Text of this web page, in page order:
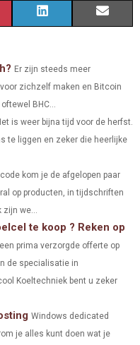
R
O
K
D
N
R
O
I
Er zijn steeds meer
zichzelf maken en Bitcoin
BHC...
is weer bijna tijd voor de herfst.
te liggen en zeker die heerlijke
code kom je de afgelopen paar
op producten, in tijdschriften
we...
te koop ? Reken op
prima verzorgde offerte op
de specialisatie in
Koeltechniek bent u zeker
Windows dedicated
je alles kunt doen wat je